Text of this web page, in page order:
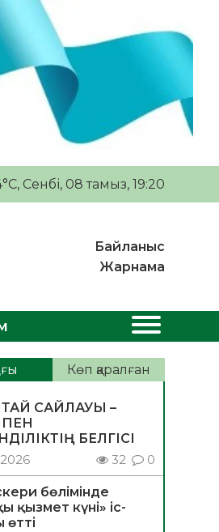
, Сенбі, 08 тамыз, 19:20
Байланыс
Жарнама
Көп қаралған
САЙЛАУЫ –
ПЕН
БЕЛГІСІ
32 0
бөлімінде
қызмет күні» іс-